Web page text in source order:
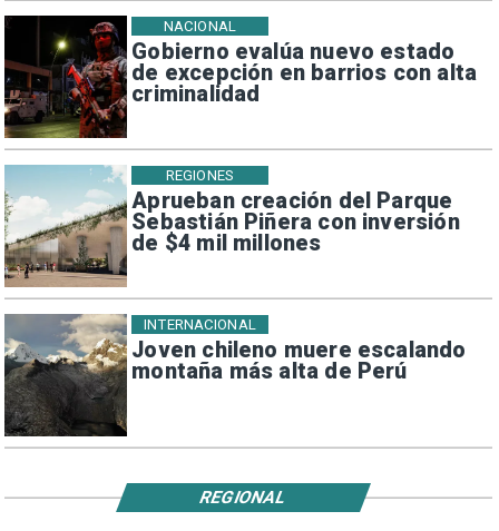
Gobierno evalúa nuevo estado
de excepción en barrios con alta
criminalidad
NACIONAL
Aprueban creación del Parque
Sebastián Piñera con inversión
de $4 mil millones
REGIONES
Joven chileno muere escalando
montaña más alta de Perú
INTERNACIONAL
REGIONAL